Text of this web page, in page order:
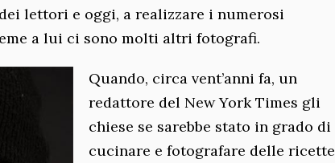
lettori e oggi, a realizzare i numerosi
a lui ci sono molti altri fotografi.
Quando, circa vent’anni fa, un
redattore del New York Times gli
chiese se sarebbe stato in grado di
cucinare e fotografare delle ricette